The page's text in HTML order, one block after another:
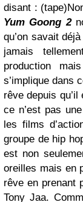
disant :
Yum Goong 2
qu’on savait
jamais
production
s’implique dans
rêve depuis
ce n’est pas
les films
groupe de hip
est non
oreilles mais en
rêve en prenant
Tony Jaa.